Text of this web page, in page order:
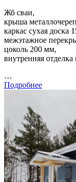
Жб сваи,
крыша
каркас сухая доска
межэтажное
цоколь 200 мм,
внутренняя отделка
…
Подробнее